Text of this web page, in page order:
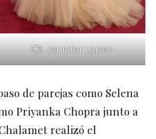
Jennifer Lopez
de parejas como Selena
Priyanka Chopra junto a
realizó el